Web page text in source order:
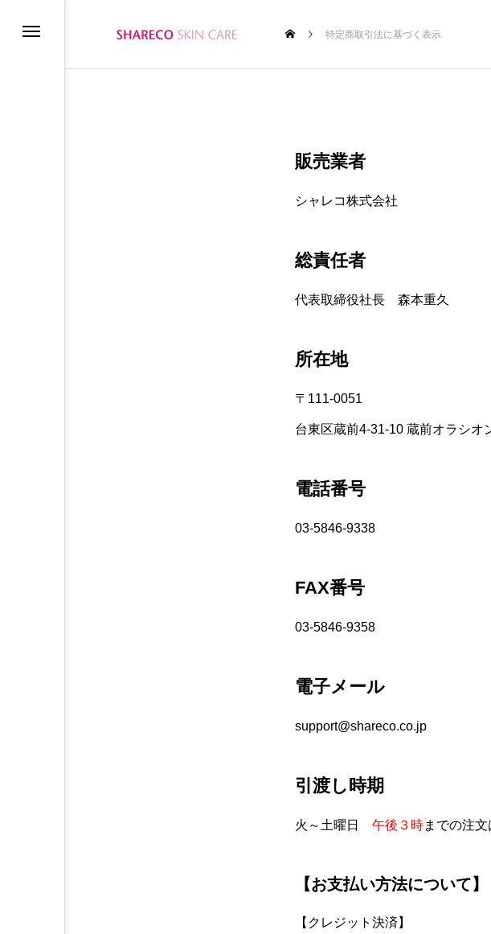
特定商取引法に基づく表示
販売業者
シャレコ株式会社
総責任者
代表取締役社長 森本重久
所在地
〒111-0051
台東区蔵前4-31-10 蔵前オラシオ
電話番号
03-5846-9338
FAX番号
03-5846-9358
電子メール
support@shareco.co.jp
引渡し時期
火～土曜日 午後３時までの注
【お支払い方法について】
【クレジット決済】